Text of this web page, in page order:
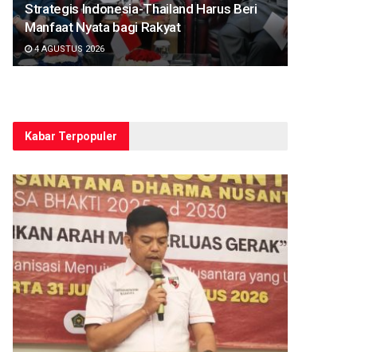
Strategis Indonesia-Thailand Harus Beri
Manfaat Nyata bagi Rakyat
4 AGUSTUS 2026
Kabar Terpopuler